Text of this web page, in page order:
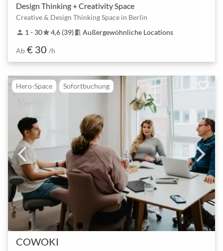
Design Thinking + Creativity Space
Creative & Design Thinking Space in Berlin
person 1 - 30star4,6 (39) meeting_room Außergewöhnliche Locations
Ab € 30 /h
Hero-Space Sofortbuchung
COWOKI